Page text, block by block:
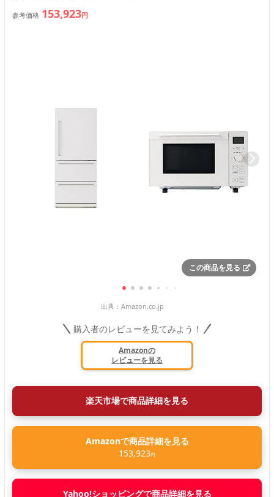
参考価格 153,923円
この商品を見る
出典： Amazon.co.jp
購入者のレビューを見てみよう！
Amazonの
レビューを見る
楽天市場で商品詳細を見る
Amazonで商品詳細を見る
153,923円
Yahoo!ショッピングで商品詳細を見る